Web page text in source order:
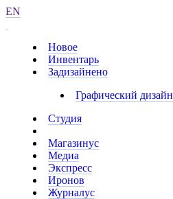
EN
Новое
Инвентарь
Задизайнено
Графический дизайн
Студия
Магазинус
Медиа
Экспресс
Иронов
Журналус